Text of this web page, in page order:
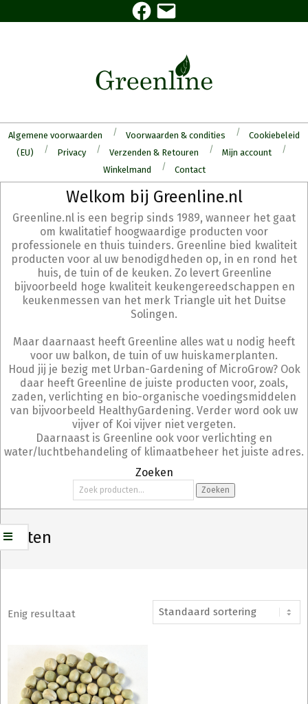
to
Facebook
E-
mail
Algemene voorwaarden Voorwaarden & condities
Cookiebeleid
(EU)
Privacy Verzenden & Retouren
Mijn account
Winkelmand
Contact
Menu
Welkom bij Greenline.nl
Greenline.nl is een begrip sinds 1989, wanneer het gaat
om kwalitatief hoogwaardige producten voor
professionele en thuis tuinders. Greenline bied kwaliteit
producten voor al uw benodigdheden op, in en rond het
huis, de tuin of de keuken. Zo levert Greenline
bijvoorbeeld hoge kwaliteit keukengereedschappen en
keukenmessen van het merk Triangle uit het Duitse
Solingen.
Maar daarnaast heeft Greenline alles wat u nodig heeft
voor uw balkon, de tuin of uw huiskamerplanten.
Houd jij je bezig met Urban-Gardening of MicroGrow? Ook
daar heeft Greenline de juiste producten voor, zoals,
zaden, verlichting en bio-organische voedingsmiddelen
van bijvoorbeeld HealthyGardening. Verder word ook uw
vijver of Koi vijver niet vergeten.
Daarnaast is Greenline ook voor verlichting en
water/luchtbehandeling of klimaatbeheer het juiste adres.
Zoeken
Zoeken
naar:
Zoeken
Erwten
Enig resultaat